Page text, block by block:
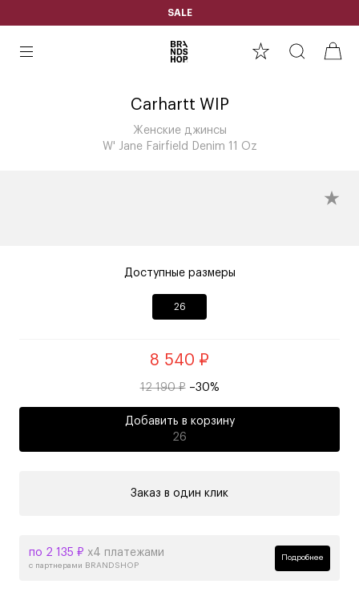
SALE
Carhartt WIP
Женские джинсы
W' Jane Fairfield Denim 11 Oz
Доступные размеры
26
8 540 ₽
12 190 ₽ –30%
Добавить в корзину
26
Заказ в один клик
по 2 135 ₽ х4 платежами
с партнерами BRANDSHOP
Подробнее